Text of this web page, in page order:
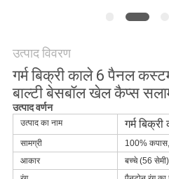
उत्पाद विवरण
गर्म बिक्री काले 6 पैनल
बाल्टी बेसबॉल खेल कैप्स
उत्पाद वर्णन
उत्पाद का नाम गर्म
सामग्री
100% कपास,
आकार
बच्चे (56